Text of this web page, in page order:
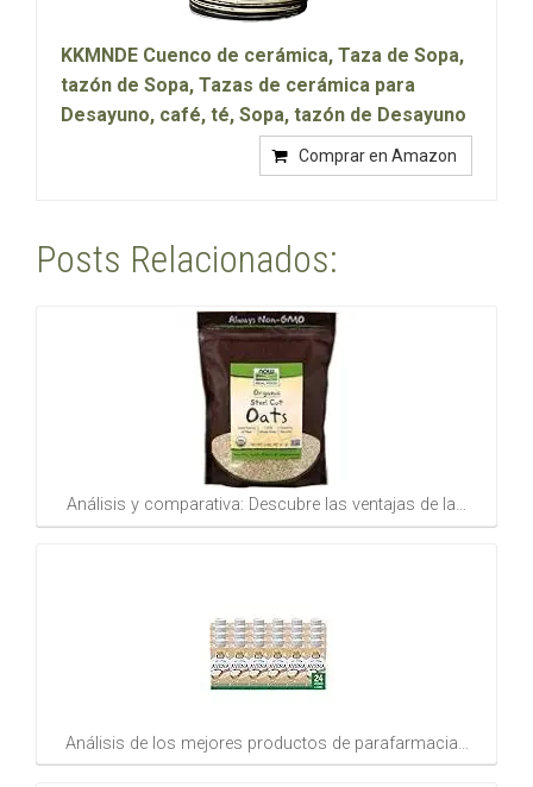
KKMNDE Cuenco de cerámica, Taza de Sopa,
tazón de Sopa, Tazas de cerámica para
Desayuno, café, té, Sopa, tazón de Desayuno
Comprar en Amazon
Posts Relacionados:
Análisis y comparativa: Descubre las ventajas de la…
Análisis de los mejores productos de parafarmacia…